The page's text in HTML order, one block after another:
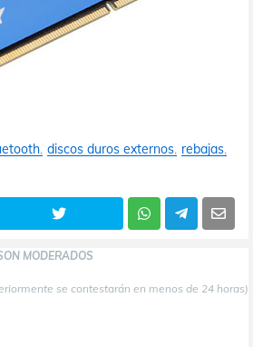
discos duros externos rebajas
MODERADOS
se contestarán en menos de 24 horas)